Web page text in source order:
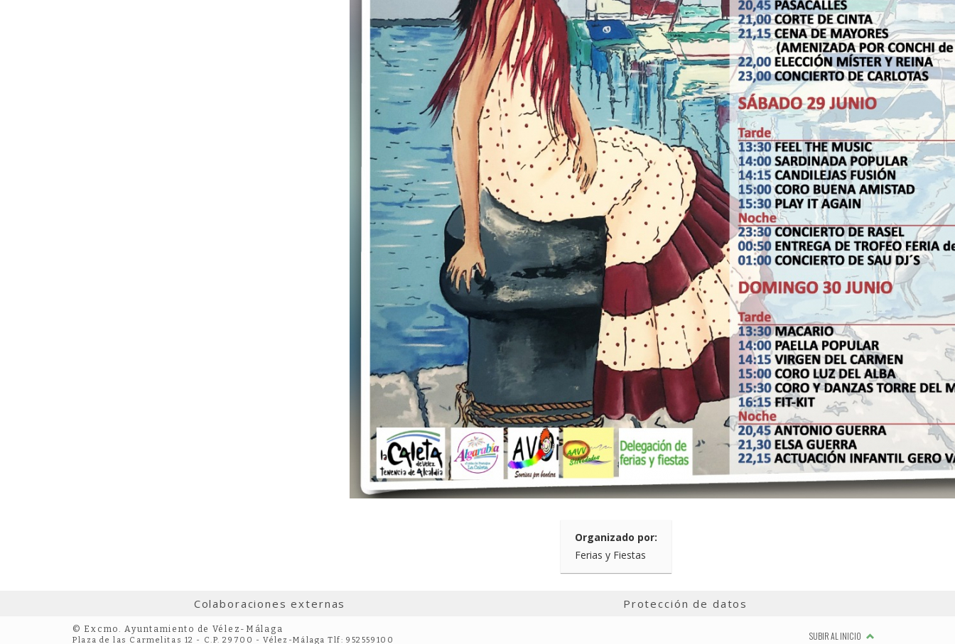
Organizado por:
Ferias y Fiestas
Colaboraciones externas Protección de datos
© Excmo. Ayuntamiento de Vélez-Málaga
Plaza de las Carmelitas 12 - C.P. 29700 - Vélez-Málaga Tlf: 952559100 SUBIR AL INICIO